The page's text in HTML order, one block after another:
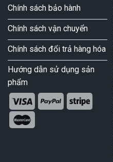
Chính sách bảo hành
Chính sách vận chuyển
Chính sách đổi trả hàng hóa
Hướng dẫn sử dụng sản
phẩm